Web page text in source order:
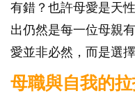
有錯？也許母愛是天
出仍然是每一位母親
愛並非必然，而是選
母職與自我的